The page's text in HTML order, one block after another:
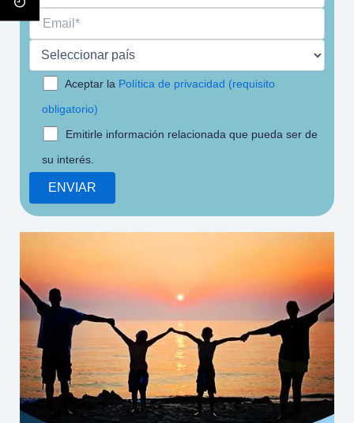
Aceptar la Política de privacidad (requisito
obligatorio)
Emitirle información relacionada que pueda ser de
su interés.